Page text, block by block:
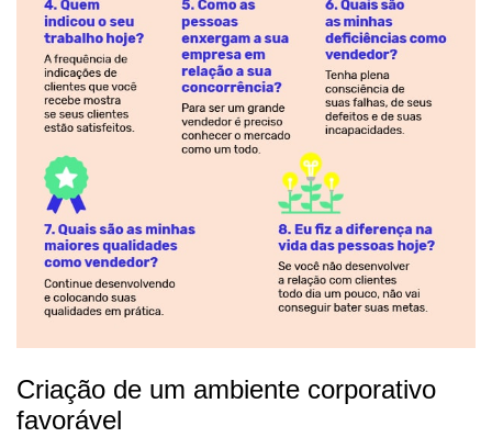
Criação de um ambiente corporativo
favorável